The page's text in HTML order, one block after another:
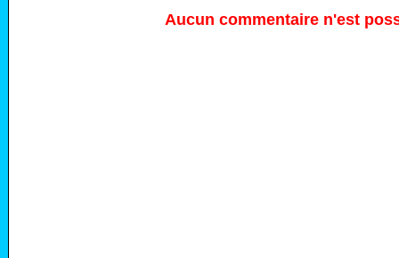
Aucun commentaire n'est